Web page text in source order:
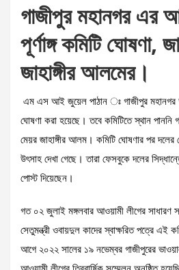
গাজীপুর মহানগর এর
পূর্ণাঙ্গ কমিটি ঘোষণা,
জাহাঙ্গীর আলমের।
এম এস আই জুয়েল পাঠান ঃ গাজীপুর মহানগর
ঘোষণা করা হয়েছে। তবে কমিটিতে স্থান পাননি
মেয়র জাহাঙ্গীর আলম। কমিটি ঘোষণার পর দলের
উৎসাহ দেখা গেছে। তারা ফেসবুকে দলের
পোস্ট দিয়েছেন।
গত ০২ জুলাই মঙ্গলবার আওয়ামী লীগের
সেতুমন্ত্রী ওবায়দুল কাদের স্বাক্ষরিত পত্রে এই
আগে ২০২২ সালের ১৯ নভেম্বর গাজীপুরের